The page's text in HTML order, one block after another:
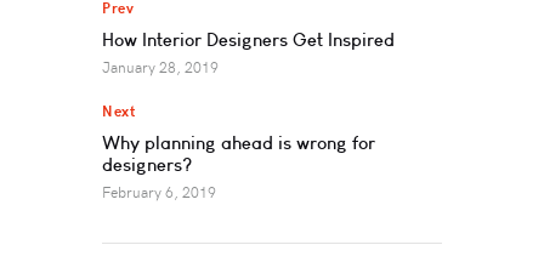
Prev
How Interior Designers Get Inspired
January 28, 2019
Next
Why planning ahead is wrong for
designers?
February 6, 2019